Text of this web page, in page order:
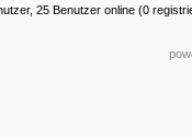
25 Benutzer online (0